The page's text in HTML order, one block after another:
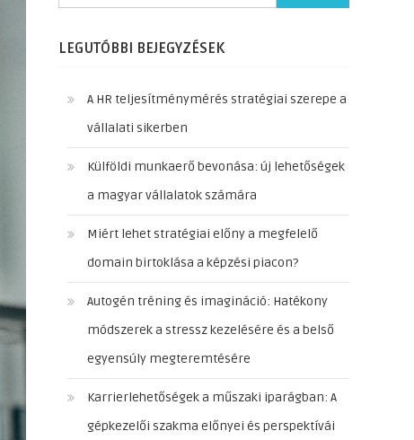
LEGUTÓBBI BEJEGYZÉSEK
A HR teljesítménymérés stratégiai szerepe a
vállalati sikerben
Külföldi munkaerő bevonása: új lehetőségek
a magyar vállalatok számára
Miért lehet stratégiai előny a megfelelő
domain birtoklása a képzési piacon?
Autogén tréning és imagináció: Hatékony
módszerek a stressz kezelésére és a belső
egyensúly megteremtésére
Karrierlehetőségek a műszaki iparágban: A
gépkezelői szakma előnyei és perspektívái